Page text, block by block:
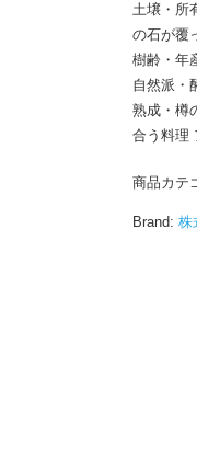
土壌・所
の石が覆
樹齢・年
自然派・
熟成・樽
合う料理
商品カテ
Brand: 株